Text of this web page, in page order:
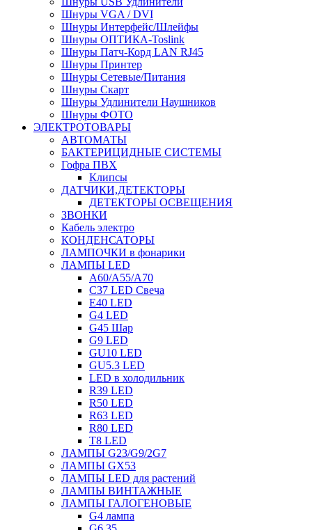
Шнуры VGA / DVI
Шнуры Интерфейс/Шлейфы
Шнуры ОПТИКА-Toslink
Шнуры Патч-Корд LAN RJ45
Шнуры Принтер
Шнуры Сетевые/Питания
Шнуры Скарт
Шнуры Удлинители Наушников
Шнуры ФОТО
ЭЛЕКТРОТОВАРЫ
АВТОМАТЫ
БАКТЕРИЦИДНЫЕ СИСТЕМЫ
Гофра ПВХ
Клипсы
ДАТЧИКИ,ДЕТЕКТОРЫ
ДЕТЕКТОРЫ ОСВЕЩЕНИЯ
ЗВОНКИ
Кабель электро
КОНДЕНСАТОРЫ
ЛАМПОЧКИ в фонарики
ЛАМПЫ LED
A60/A55/A70
C37 LED Свеча
E40 LED
G4 LED
G45 Шар
G9 LED
GU10 LED
GU5.3 LED
LED в холодильник
R39 LED
R50 LED
R63 LED
R80 LED
T8 LED
ЛАМПЫ G23/G9/2G7
ЛАМПЫ GX53
ЛАМПЫ LED для растений
ЛАМПЫ ВИНТАЖНЫЕ
ЛАМПЫ ГАЛОГЕНОВЫЕ
G4 лампа